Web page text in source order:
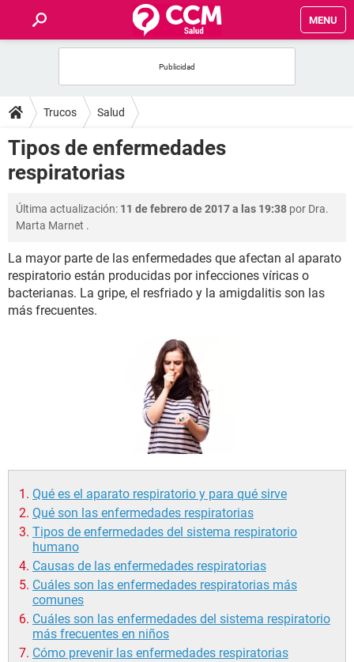
MENU
FOROS
SALUD
FAMILIA
NUTRICIÓN
BIENESTAR
SEXUALIDAD
Trucos Salud
Tipos de enfermedades
respiratorias
Última actualización: 11 de febrero de 2017 a las 19:38 por Dra.
Marta Marnet .
La mayor parte de las enfermedades que afectan al aparato
respiratorio están producidas por infecciones víricas o
bacterianas. La gripe, el resfriado y la amigdalitis son las
más frecuentes.
Qué es el aparato respiratorio y para qué sirve
Qué son las enfermedades respiratorias
Tipos de enfermedades del sistema respiratorio
humano
Causas de las enfermedades respiratorias
Cuáles son las enfermedades respiratorias más
comunes
Cuáles son las enfermedades del sistema respiratorio
más frecuentes en niños
Cómo prevenir las enfermedades respiratorias